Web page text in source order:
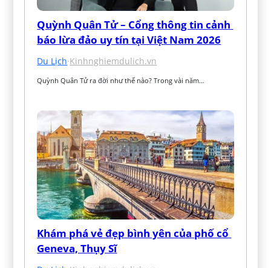
Quỳnh Quân Tử – Cổng thông tin cảnh
báo lừa đảo uy tín tại Việt Nam 2026
Du Lịch·Kinhnghiemdulich.vn
Quỳnh Quân Tử ra đời như thế nào? Trong vài năm…
Khám phá vẻ đẹp bình yên của phố cổ
Geneva, Thụy Sĩ